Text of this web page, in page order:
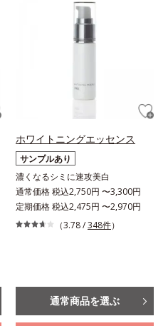
ホワイトニングエッセンス
サンプルあり
濃くなるシミに速攻美白
通常価格 税込2,750円 〜3,300円
定期価格 税込2,475円 〜2,970円
（3.78 /348件）
通常商品を選ぶ